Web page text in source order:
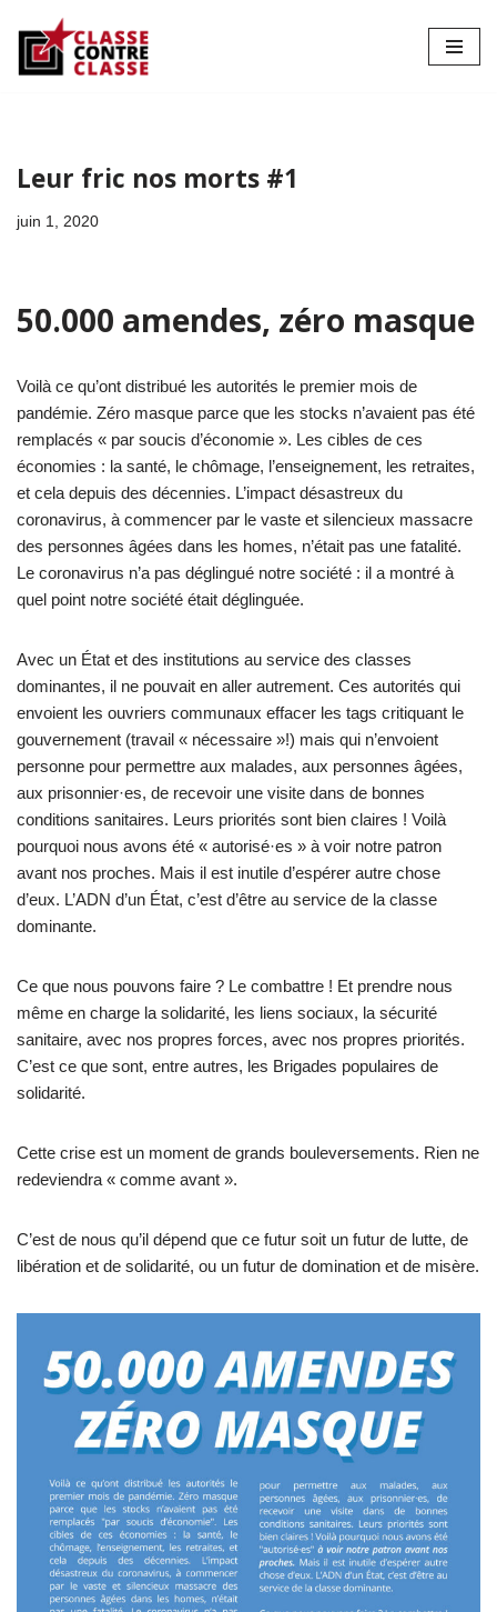
Aller
Leur fric nos morts #1
juin 1, 2020
50.000 amendes, zéro masque
Voilà ce qu’ont distribué les autorités le premier mois de
pandémie. Zéro masque parce que les stocks n’avaient pas été
remplacés « par soucis d’économie ». Les cibles de ces
économies : la santé, le chômage, l’enseignement, les retraites,
et cela depuis des décennies. L’impact désastreux du
coronavirus, à commencer par le vaste et silencieux massacre
des personnes âgées dans les homes, n’était pas une fatalité.
Le coronavirus n’a pas déglingué notre société : il a montré à
quel point notre société était déglinguée.
Avec un État et des institutions au service des classes
dominantes, il ne pouvait en aller autrement. Ces autorités qui
envoient les ouvriers communaux effacer les tags critiquant le
gouvernement (travail « nécessaire »!) mais qui n’envoient
personne pour permettre aux malades, aux personnes âgées,
aux prisonnier·es, de recevoir une visite dans de bonnes
conditions sanitaires. Leurs priorités sont bien claires ! Voilà
pourquoi nous avons été « autorisé·es » à voir notre patron
avant nos proches. Mais il est inutile d’espérer autre chose
d’eux. L’ADN d’un État, c’est d’être au service de la classe
dominante.
Ce que nous pouvons faire ? Le combattre ! Et prendre nous
même en charge la solidarité, les liens sociaux, la sécurité
sanitaire, avec nos propres forces, avec nos propres priorités.
C’est ce que sont, entre autres, les Brigades populaires de
solidarité.
Cette crise est un moment de grands bouleversements. Rien ne
redeviendra « comme avant ».
C’est de nous qu’il dépend que ce futur soit un futur de lutte, de
libération et de solidarité, ou un futur de domination et de misère.